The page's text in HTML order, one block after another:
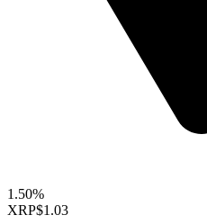
1.50%
XRP$1.03